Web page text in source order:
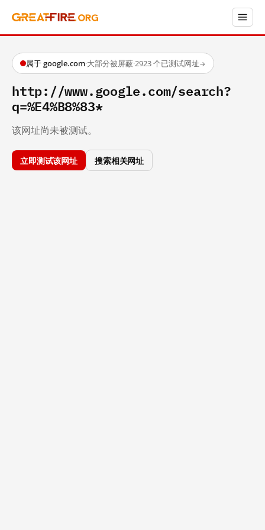
属于 google.com·大部分被屏蔽·2923 个已测试网址→
http://www.google.com/search?
q=%E4%B8%83*
该网址尚未被测试。
立即测试该网址 搜索相关网址